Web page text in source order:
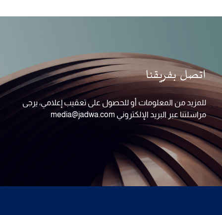
اتصل بفريقنا
للمزيد من المعلومات أو للحصول على تعقيب إعلامي، يرجى
مراسلتنا عبر البريد الإلكتروني media@jadwa.com